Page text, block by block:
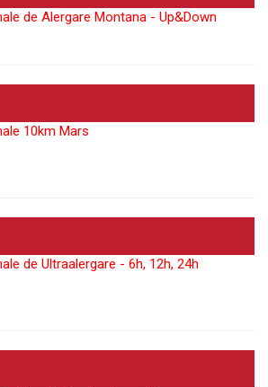
de Alergare Montana - Up&Down
10km Mars
de Ultraalergare - 6h, 12h, 24h